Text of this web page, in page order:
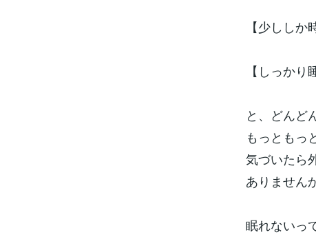
【少しし
【しっか
と、どんど
もっともっ
気づいたら
ありません
眠れないっ